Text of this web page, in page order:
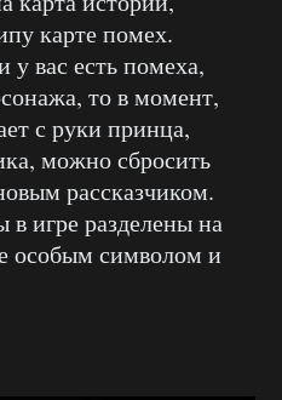
карте помех.
вас есть помеха,
то в момент,
с руки принца,
можно сбросить
рассказчиком.
в игре разделены на
особым символом и